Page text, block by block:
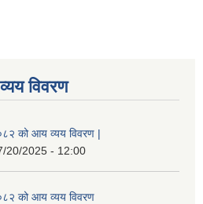
विवरण
को आय व्यय विवरण |
20/2025 - 12:00
को आय व्यय विवरण